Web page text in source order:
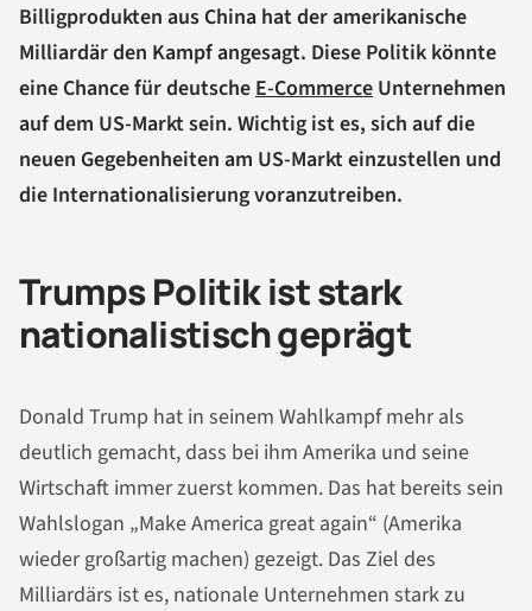
Billigprodukten aus China hat der amerikanische
Milliardär den Kampf angesagt. Diese Politik könnte
eine Chance für deutsche E-Commerce Unternehmen
auf dem US-Markt sein. Wichtig ist es, sich auf die
neuen Gegebenheiten am US-Markt einzustellen und
die Internationalisierung voranzutreiben.
Trumps Politik ist stark
nationalistisch geprägt
Donald Trump hat in seinem Wahlkampf mehr als
deutlich gemacht, dass bei ihm Amerika und seine
Wirtschaft immer zuerst kommen. Das hat bereits sein
Wahlslogan „Make America great again“ (Amerika
wieder großartig machen) gezeigt. Das Ziel des
Milliardärs ist es, nationale Unternehmen stark zu